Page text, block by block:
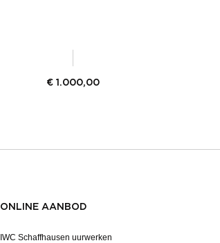
€ 1.000,00
ONLINE AANBOD
IWC Schaffhausen uurwerken